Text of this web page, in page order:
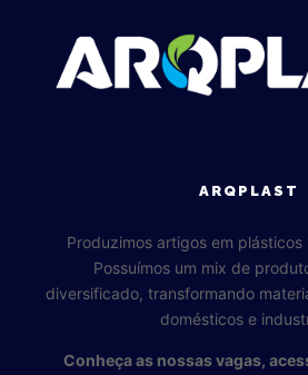
ARQPLAST
Produzimos artigos em plásticos
Possuímos um mix de
diversificado, transformando
domésticos e
Conheça as nossas vagas,